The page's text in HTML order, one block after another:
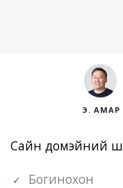
Э. АМАР
Сайн домэйний
Богинохон